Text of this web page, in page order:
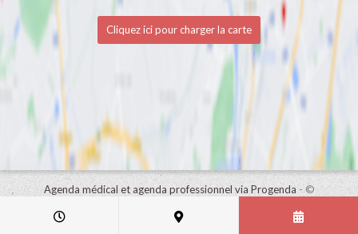
Cliquez ici pour charger la carte
Agenda médical et agenda professionnel via Progenda- ©
de ce cabinet